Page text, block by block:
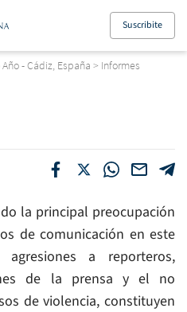
Suscribite
- Cádiz, España > Informes
la principal preocupación
de comunicación en este
a reporteros,
de la prensa y el no
de violencia, constituyen